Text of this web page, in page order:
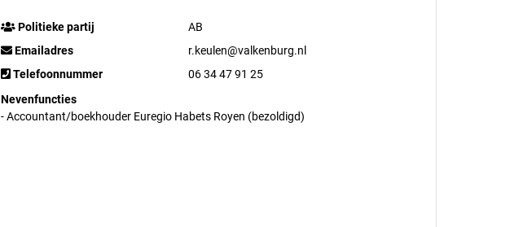
Politieke partij
AB
Emailadres
r.keulen@valkenburg.nl
Telefoonnummer
06 34 47 91 25
Nevenfuncties
- Accountant/boekhouder Euregio Habets Royen (bezoldigd)